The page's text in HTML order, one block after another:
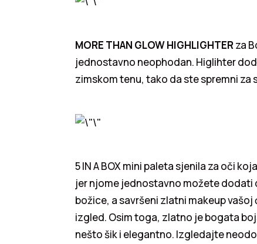
MORE THAN GLOW HIGHLIGHTERza
jednostavno neophodan. Higlihter
zimskom tenu, tako da ste spremni za
5 IN A BOX mini paleta sjenila za oči
jer njome jednostavno možete dodati
božice, a savršeni zlatni makeup
izgled. Osim toga, zlatno je bogata
nešto šik i elegantno. Izgledajte